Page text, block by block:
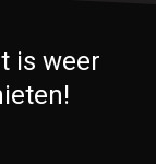
is weer